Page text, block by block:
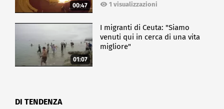
00:47 1 visualizzazioni
01:07
I migranti di Ceuta: "Siamo
venuti qui in cerca di una vita
migliore"
DI TENDENZA